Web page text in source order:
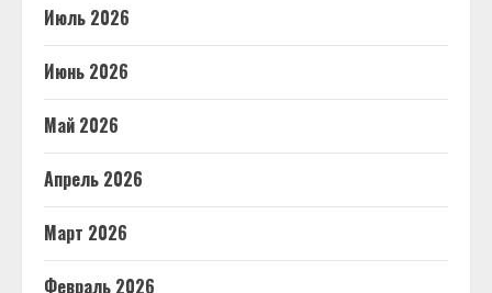
Июль 2026
Июнь 2026
Май 2026
Апрель 2026
Март 2026
Февраль 2026